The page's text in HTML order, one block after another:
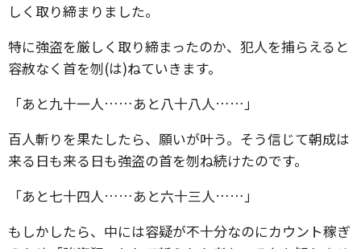
しく取り締まりました。
特に強盗を厳しく取り締まったのか、犯人を捕らえると
容赦なく首を刎(は)ねていきます。
「あと九十一人……あと八十八人……」
百人斬りを果たしたら、願いが叶う。そう信じて朝成は
来る日も来る日も強盗の首を刎ね続けたのです。
「あと七十四人……あと六十三人……」
もしかしたら、中には容疑が不十分なのにカウント稼ぎ